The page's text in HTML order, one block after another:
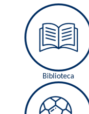
Biblioteca